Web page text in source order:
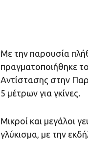
Με την παρουσία
πραγματοποιήθηκε
Αντίστασης στην
5 μέτρων για γκίνες.
Μικροί και μεγάλοι
γλύκισμα, με την